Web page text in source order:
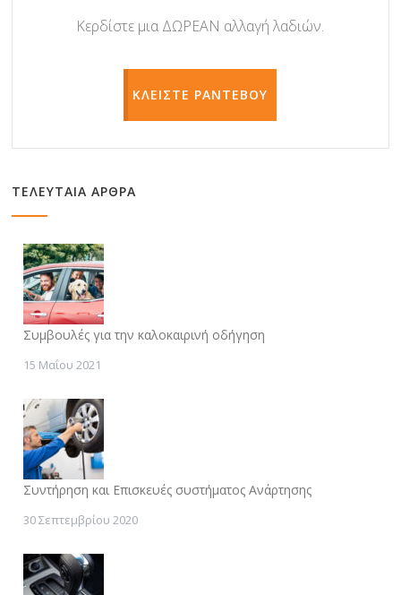
Κερδίστε μια ΔΩΡΕΑΝ αλλαγή λαδιών.
ΚΛΕΙΣΤΕ ΡΑΝΤΕΒΟΥ
ΤΕΛΕΥΤΑΙΑ ΑΡΘΡΑ
Συμβουλές για την καλοκαιρινή οδήγηση
15 Μαΐου 2021
Συντήρηση και Επισκευές συστήματος Ανάρτησης
30 Σεπτεμβρίου 2020